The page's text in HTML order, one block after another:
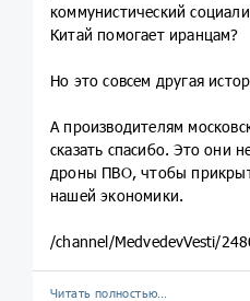
коммунистический
Китай помогает иранцам?
Но это совсем другая
А производителям
сказать спасибо. Это они
дроны ПВО, чтобы
нашей экономики.
/channel/MedvedevVesti/
Читать полностью…